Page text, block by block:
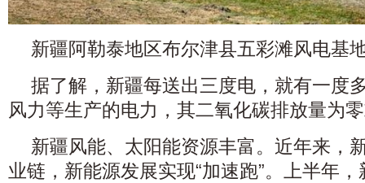
新疆阿勒泰地区布尔津县五彩滩风电基
据了解，新疆每送出三度电，就有一度
风力等生产的电力，其二氧化碳排放量为
新疆风能、太阳能资源丰富。近年来，
业链，新能源发展实现“加速跑”。上半年